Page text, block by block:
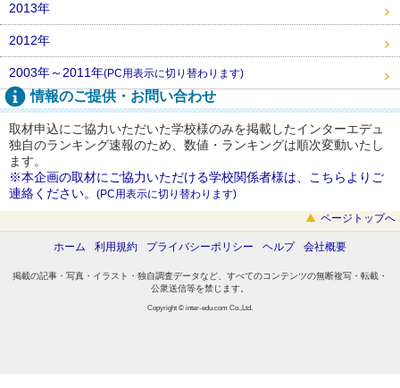
2013年
2012年
2003年～2011年(PC用表示に切り替わります)
情報のご提供・お問い合わせ
取材申込にご協力いただいた学校様のみを掲載したインターエデュ
独自のランキング速報のため、数値・ランキングは順次変動いたし
ます。
※本企画の取材にご協力いただける学校関係者様は、こちらよりご
連絡ください。 (PC用表示に切り替わります)
ページトップへ
ホーム 利用規約 プライバシーポリシー ヘルプ 会社概要
掲載の記事・写真・イラスト・独自調査データなど、すべてのコンテンツの無断複写・転載・
公衆送信等を禁じます。
Copyright © inter-edu.com Co.,Ltd.